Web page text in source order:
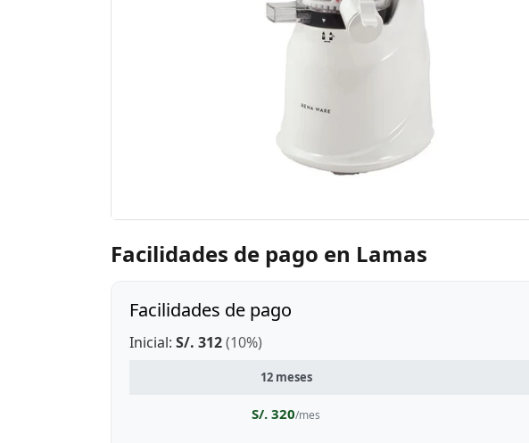
Facilidades de pago en Lamas
Facilidades de pago
Inicial: S/. 312(10%)
12 meses
S/. 320/mes